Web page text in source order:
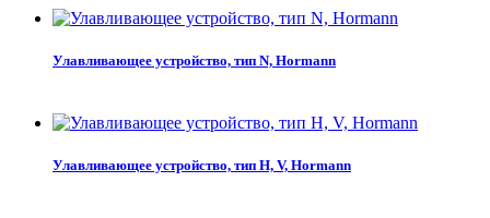
Улавливающее устройство, тип N, Hormann
Улавливающее устройство, тип H, V, Hormann